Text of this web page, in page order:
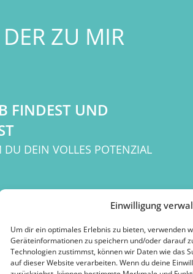
Einwilligung
Um dir ein optimales Erlebnis zu bieten, verwenden
Geräteinformationen zu speichern und/oder darauf
Technologien zustimmst, können wir Daten wie das
auf dieser Website verarbeiten. Wenn du deine
ZU MIR
FINDEST UND
DEIN VOLLES POTENZIAL
ist, aber dein aktueller
und fragst dich